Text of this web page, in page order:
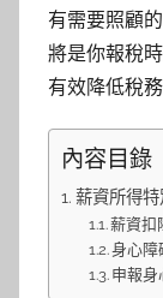
有需要照顧
將是你報稅
有效降低稅
內容目錄
薪資所得
薪資扣
身心障
申報身